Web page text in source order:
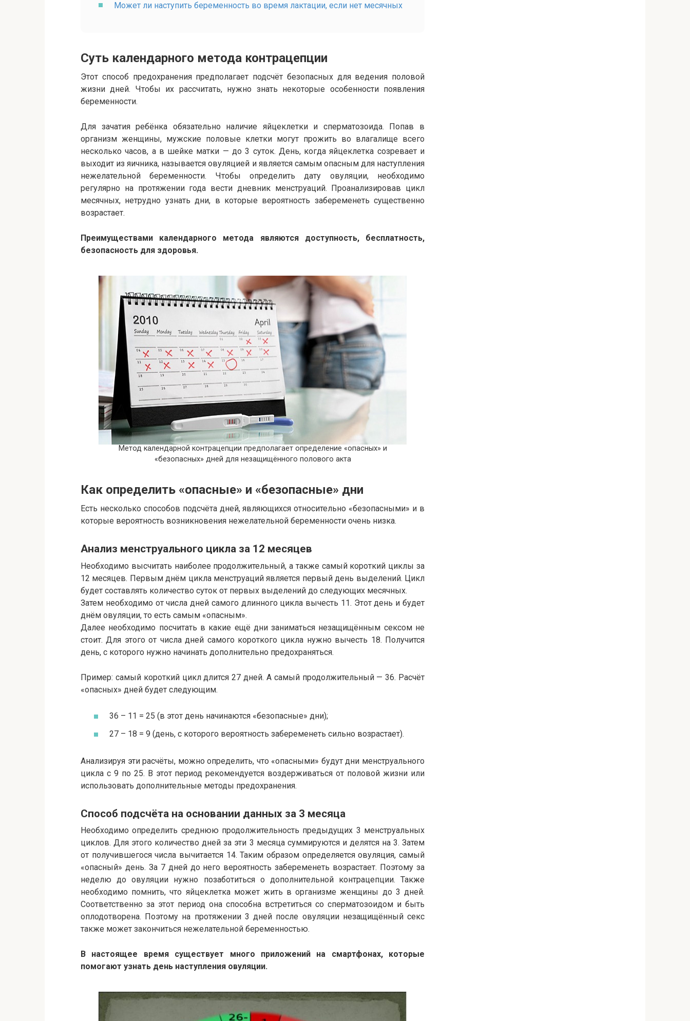
Может ли наступить беременность во время лактации, если нет месячных
Суть календарного метода контрацепции
Этот способ предохранения предполагает подсчёт безопасных для ведения половой
жизни дней. Чтобы их рассчитать, нужно знать некоторые особенности появления
беременности.
Для зачатия ребёнка обязательно наличие яйцеклетки и сперматозоида. Попав в
организм женщины, мужские половые клетки могут прожить во влагалище всего
несколько часов, а в шейке матки — до 3 суток. День, когда яйцеклетка созревает и
выходит из яичника, называется овуляцией и является самым опасным для наступления
нежелательной беременности. Чтобы определить дату овуляции, необходимо
регулярно на протяжении года вести дневник менструаций. Проанализировав цикл
месячных, нетрудно узнать дни, в которые вероятность забеременеть существенно
возрастает.
Преимуществами календарного метода являются доступность, бесплатность,
безопасность для здоровья.
Метод календарной контрацепции предполагает определение «опасных» и
«безопасных» дней для незащищённого полового акта
Как определить «опасные» и «безопасные» дни
Есть несколько способов подсчёта дней, являющихся относительно «безопасными» и в
которые вероятность возникновения нежелательной беременности очень низка.
Анализ менструального цикла за 12 месяцев
Необходимо высчитать наиболее продолжительный, а также самый короткий циклы за
12 месяцев. Первым днём цикла менструаций является первый день выделений. Цикл
будет составлять количество суток от первых выделений до следующих месячных.
Затем необходимо от числа дней самого длинного цикла вычесть 11. Этот день и будет
днём овуляции, то есть самым «опасным».
Далее необходимо посчитать в какие ещё дни заниматься незащищённым сексом не
стоит. Для этого от числа дней самого короткого цикла нужно вычесть 18. Получится
день, с которого нужно начинать дополнительно предохраняться.
Пример: самый короткий цикл длится 27 дней. А самый продолжительный — 36. Расчёт
«опасных» дней будет следующим.
36 – 11 = 25 (в этот день начинаются «безопасные» дни);
27 – 18 = 9 (день, с которого вероятность забеременеть сильно возрастает).
Анализируя эти расчёты, можно определить, что «опасными» будут дни менструального
цикла с 9 по 25. В этот период рекомендуется воздерживаться от половой жизни или
использовать дополнительные методы предохранения.
Способ подсчёта на основании данных за 3 месяца
Необходимо определить среднюю продолжительность предыдущих 3 менструальных
циклов. Для этого количество дней за эти 3 месяца суммируются и делятся на 3. Затем
от получившегося числа вычитается 14.Таким образом определяется овуляция, самый
«опасный» день. За 7 дней до него вероятность забеременеть возрастает. Поэтому за
неделю до овуляции нужно позаботиться о дополнительной контрацепции. Также
необходимо помнить, что яйцеклетка может жить в организме женщины до 3 дней.
Соответственно за этот период она способна встретиться со сперматозоидом и быть
оплодотворена. Поэтому на протяжении 3 дней после овуляции незащищённый секс
также может закончиться нежелательной беременностью.
В настоящее время существует много приложений на смартфонах, которые
помогают узнать день наступления овуляции.